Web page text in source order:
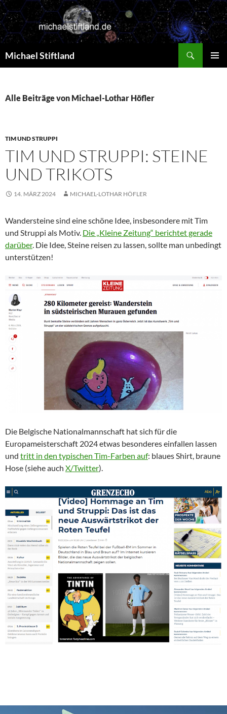
Zum
Inhalt
springen
Michael Stiftland
Alle Beiträge von Michael-Lothar Höfler
TIM UND STRUPPI
TIM UND STRUPPI: STEINE
UND TRIKOTS
14. MÄRZ 2024 MICHAEL-LOTHAR HÖFLER
Wandersteine sind eine schöne Idee, insbesondere mit Tim
und Struppi als Motiv. Die „Kleine Zeitung“ berichtet gerade
darüber. Die Idee, Steine reisen zu lassen, sollte man unbedingt
unterstützen!
Die Belgische Nationalmannschaft hat sich für die
Europameisterschaft 2024 etwas besonderes einfallen lassen
und tritt in den typischen Tim-Farben auf: blaues Shirt, braune
Hose (siehe auch X/Twitter).